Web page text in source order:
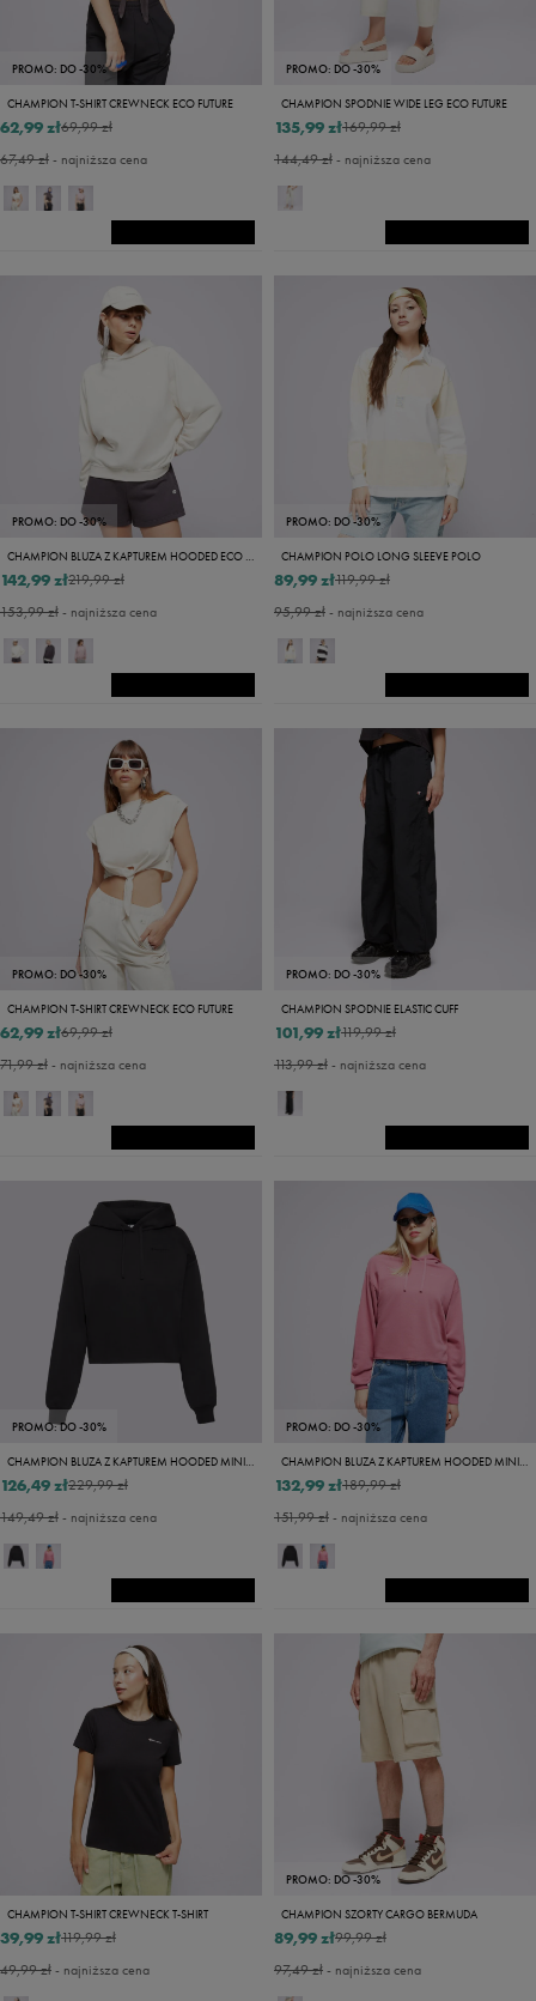
PROMO: DO -30%
CHAMPION T-SHIRT CREWNECK ECO FUTURE
69,99 zł
62,99 zł
67,49 zł- najniższa cena
PROMO: DO -30%
CHAMPION SPODNIE WIDE LEG ECO FUTURE
169,99 zł
135,99 zł
144,49 zł- najniższa cena
PROMO: DO -30%
CHAMPION BLUZA Z KAPTUREM HOODED ECO FUTURE
219,99 zł
142,99 zł
153,99 zł- najniższa cena
PROMO: DO -30%
CHAMPION POLO LONG SLEEVE POLO
119,99 zł
89,99 zł
95,99 zł- najniższa cena
PROMO: DO -30%
CHAMPION T-SHIRT CREWNECK ECO FUTURE
69,99 zł
62,99 zł
71,99 zł- najniższa cena
PROMO: DO -30%
CHAMPION SPODNIE ELASTIC CUFF
119,99 zł
101,99 zł
113,99 zł- najniższa cena
PROMO: DO -30%
CHAMPION BLUZA Z KAPTUREM HOODED MINIMALIST RESORT
229,99 zł
126,49 zł
149,49 zł- najniższa cena
PROMO: DO -30%
CHAMPION BLUZA Z KAPTUREM HOODED MINIMALIST RESORT
189,99 zł
132,99 zł
151,99 zł- najniższa cena
CHAMPION T-SHIRT CREWNECK T-SHIRT
119,99 zł
39,99 zł
49,99 zł- najniższa cena
PROMO: DO -30%
CHAMPION SZORTY CARGO BERMUDA
99,99 zł
89,99 zł
97,49 zł- najniższa cena